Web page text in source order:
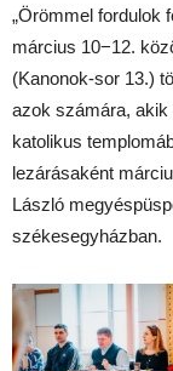
„Örömmel fordulok
március 10−12.
(Kanonok-sor 13.)
azok számára, akik
katolikus
lezárásaként
László
székesegyházban.